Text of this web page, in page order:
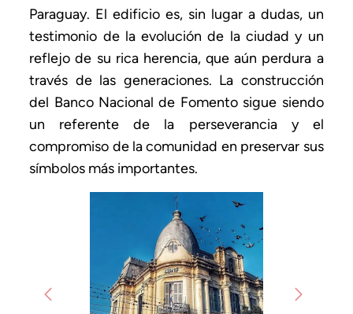
Paraguay. El edificio es, sin lugar a dudas, un
testimonio de la evolución de la ciudad y un
reflejo de su rica herencia, que aún perdura a
través de las generaciones. La construcción
del Banco Nacional de Fomento sigue siendo
un referente de la perseverancia y el
compromiso de la comunidad en preservar sus
símbolos más importantes.
Previous